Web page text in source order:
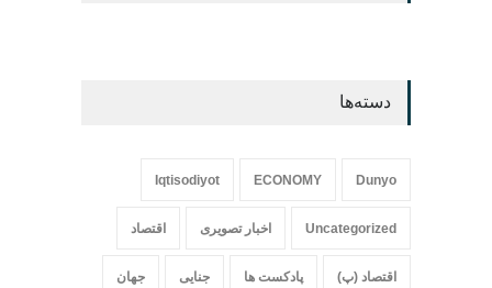
دسته‌ها
Dunyo
ECONOMY
Iqtisodiyot
Uncategorized اخبار تصویری اقتصاد
اقتصاد (پ) پادکست ها جنایی جهان